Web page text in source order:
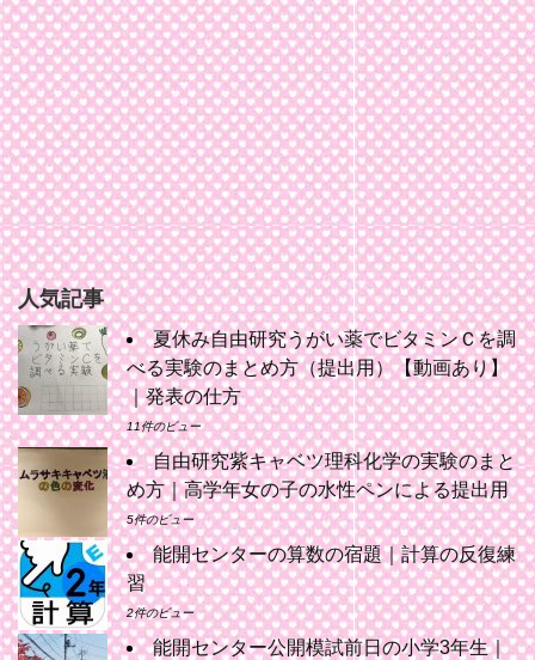
人気記事
夏休み自由研究うがい薬でビタミンＣを調
べる実験のまとめ方（提出用）【動画あり】
｜発表の仕方
11件のビュー
自由研究紫キャベツ理科化学の実験のまと
め方｜高学年女の子の水性ペンによる提出用
5件のビュー
能開センターの算数の宿題｜計算の反復練
習
2件のビュー
能開センター公開模試前日の小学3年生｜